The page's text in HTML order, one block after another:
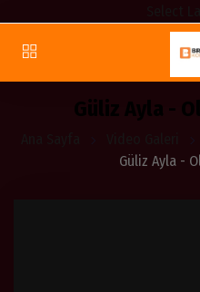
Güliz Ayla -
Güliz Ayla -